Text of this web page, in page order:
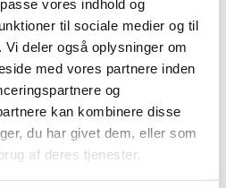
vores indhold og
til sociale medier og til
deler også oplysninger om
med vores partnere inden
og
kan kombinere disse
du har givet dem, eller som
af deres tjenester.
også kunne